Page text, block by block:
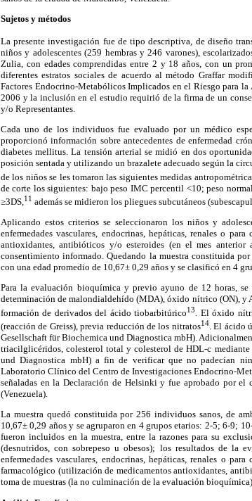
Sujetos y métodos
La presente investigación fue de tipo descriptiva, de diseño
niños y adolescentes (259 hembras y 246 varones),
Zulia, con edades comprendidas entre 2 y 18 años, con un
diferentes estratos sociales de acuerdo al método Graffar
Factores Endocrino-Metabólicos Implicados en el Riesgo para
2006 y la inclusión en el estudio requirió de la firma de un
y/o Representantes.
Cada uno de los individuos fue evaluado por un médico
proporcionó información sobre antecedentes de enfermedad
diabetes mellitus. La tensión arterial se midió en dos
posición sentada y utilizando un brazalete adecuado según la
de los niños se les tomaron las siguientes medidas
de corte los siguientes: bajo peso IMC percentil <10; peso
≥3DS,11 además se midieron los pliegues subcutáneos
Aplicando estos criterios se seleccionaron los niños y
enfermedades vasculares, endocrinas, hepáticas, renales o
antioxidantes, antibióticos y/o esteroides (en el mes
consentimiento informado. Quedando la muestra constituida
con una edad promedio de 10,67± 0,29 años y se clasificó en 4
Para la evaluación bioquímica y previo ayuno de 12 horas,
determinación de malondialdehído (MDA), óxido nítrico (ON), y
formación de derivados del ácido tiobarbitúrico13
. El óxido
(reacción de Greiss), previa reducción de los nitratos14. El ácido
Gesellschaft für Biochemica und Diagnostica mbH).
triacilglicéridos, colesterol total y colesterol de HDL-c
und Diagnostica mbH) a fin de verificar que no padecían
Laboratorio Clínico del Centro de Investigaciones Endocrino-
señaladas en la Declaración de Helsinki y fue aprobado por
(Venezuela).
La muestra quedó constituida por 256 individuos sanos, de
10,67± 0,29 años y se agruparon en 4 grupos etarios: 2-5; 6-9;
fueron incluidos en la muestra, entre la razones para su
(desnutridos, con sobrepeso u obesos); los resultados de la
enfermedades vasculares, endocrinas, hepáticas, renales o
farmacológico (utilización de medicamentos antioxidantes,
toma de muestras (la no culminación de la evaluación